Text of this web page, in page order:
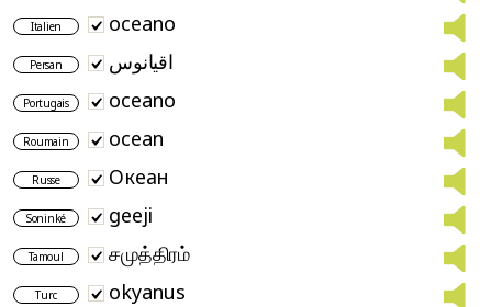
Italien oceano
Persan اقیانوس
Portugais oceano
Roumain ocean
Russe Океан
Soninké geeji
Tamoul சமுத்திரம்
Turc okyanus